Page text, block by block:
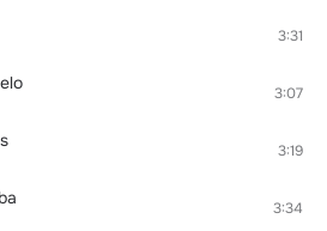
3:31
3:07
3:19
3:34